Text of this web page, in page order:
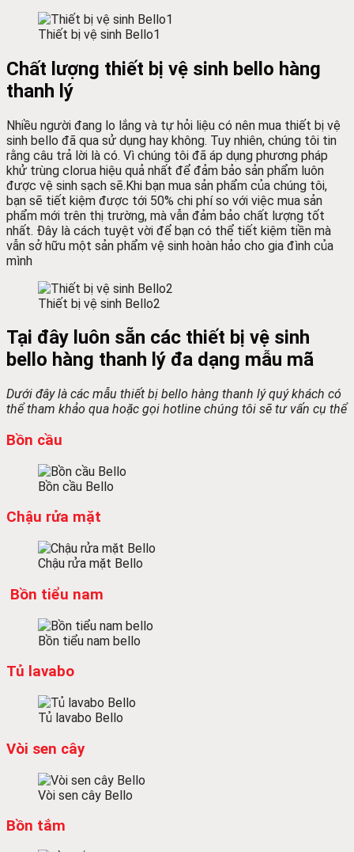
Thiết bị vệ sinh Bello1
Chất lượng thiết bị vệ sinh bello hàng
thanh lý
Nhiều người đang lo lắng và tự hỏi liệu có nên mua thiết bị vệ
sinh bello đã qua sử dụng hay không. Tuy nhiên, chúng tôi tin
rằng câu trả lời là có. Vì chúng tôi đã áp dụng phương pháp
khử trùng clorua hiệu quả nhất để đảm bảo sản phẩm luôn
được vệ sinh sạch sẽ.Khi bạn mua sản phẩm của chúng tôi,
bạn sẽ tiết kiệm được tới 50% chi phí so với việc mua sản
phẩm mới trên thị trường, mà vẫn đảm bảo chất lượng tốt
nhất. Đây là cách tuyệt vời để bạn có thể tiết kiệm tiền mà
vẫn sở hữu một sản phẩm vệ sinh hoàn hảo cho gia đình của
mình
Thiết bị vệ sinh Bello2
Tại đây luôn sẵn các thiết bị vệ sinh
bello hàng thanh lý đa dạng mẫu mã
Dưới đây là các mẫu thiết bị bello hàng thanh lý quý khách có
thể tham khảo qua hoặc gọi hotline chúng tôi sẽ tư vấn cụ thể
Bồn cầu
Bồn cầu Bello
Chậu rửa mặt
Chậu rửa mặt Bello
Bồn tiểu nam
Bồn tiểu nam bello
Tủ lavabo
Tủ lavabo Bello
Vòi sen cây
Vòi sen cây Bello
Bồn tắm